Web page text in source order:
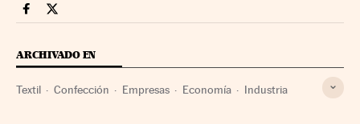
Companias Cinco Días en Facebook
Companias Cinco Días en Twitter
ARCHIVADO EN
Textil Confección Empresas Economía Industria